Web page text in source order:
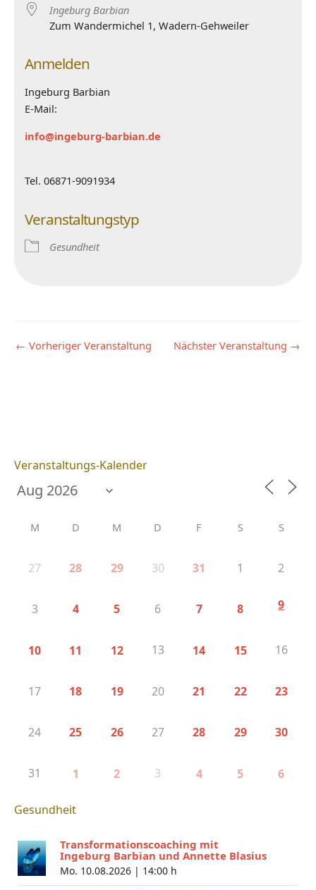
Ingeburg Barbian
Zum Wandermichel 1, Wadern-Gehweiler
Anmelden
Ingeburg Barbian
E-Mail:
info@ingeburg-barbian.de
Tel. 06871-9091934
Veranstaltungstyp
Gesundheit
← Vorheriger Veranstaltung Nächster Veranstaltung →
Veranstaltungs-Kalender
M D M D F S S
27 28 29 30 31 1 2
3 4 5 6 7 8 9
10 11 12 13 14 15 16
17 18 19 20 21 22 23
24 25 26 27 28 29 30
31 1 2 3 4 5 6
Gesundheit
Transformationscoaching mit
Ingeburg Barbian und Annette Blasius
Mo. 10.08.2026 | 14:00 h